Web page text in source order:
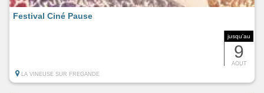
jusqu'au
9
AOUT
Festival Ciné Pause
LA VINEUSE SUR FREGANDE